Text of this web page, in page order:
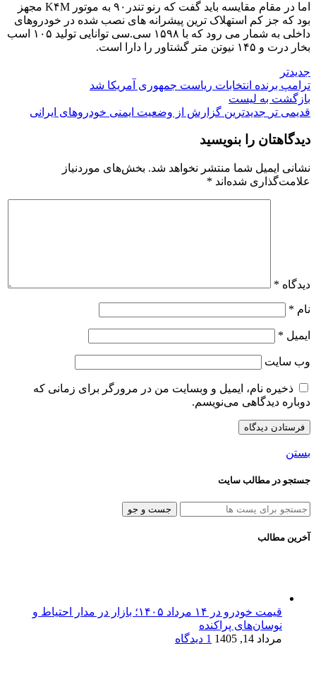
اما در مقام مقایسه باید گفت که رنو تندر۹۰ به موتور K۴M مجهز
بود که جز کم استهلاک ترین پیشرانه های نصب شده در خودروهای
داخلی به شمار می رود که با ۱۵۹۸ سی.سی توانایی تولید ۱۰۵ اسب
بخار درت و ۱۴۵ نیوتن متر گشتاور را دارا است.
جدیدتر
ترامپ برنده انتخابات ریاست جمهوری آمریکا شد
بازگشت به لیست
قدیمی تر جدیدترین گزارش از وضعیت ایمنی خودروهای ایرانی
دیدگاهتان را بنویسید
نشانی ایمیل شما منتشر نخواهد شد. بخش‌های موردنیاز
علامت‌گذاری شده‌اند *
دیدگاه *
نام *
ایمیل *
وب‌ سایت
ذخیره نام، ایمیل و وبسایت من در مرورگر برای زمانی که
دوباره دیدگاهی می‌نویسم.
بستن
جستجو در مطالب سایت
جست و جو
آخرین مطالب
قیمت خودرو در ۱۴ مرداد ۱۴۰۵؛ بازار در مدار احتیاط و
نوسان‌های پراکنده
مرداد 14, 1405
1 دیدگاه